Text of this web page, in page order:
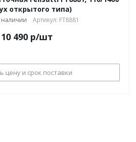
открытого типа)
наличии Артикул: FT8881
10 490 р/шт
цену и срок поставки